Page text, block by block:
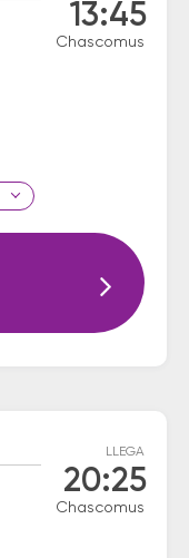
13:45
Chascomus
LLEGA
20:25
Chascomus